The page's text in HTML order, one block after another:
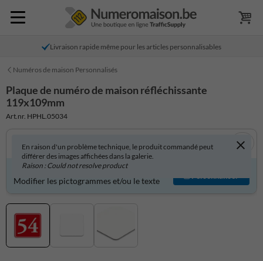
Livraison rapide même pour les articles personnalisables
Numéros de maison Personnalisés
Plaque de numéro de maison réfléchissante
119x109mm
Art.nr. HPHL.05034
En raison d'un problème technique, le produit commandé peut
différer des images affichées dans la galerie.
Raison : Could not resolve product
Produit personnalisable ?
Modifier les pictogrammes et/ou le texte
Personnaliser